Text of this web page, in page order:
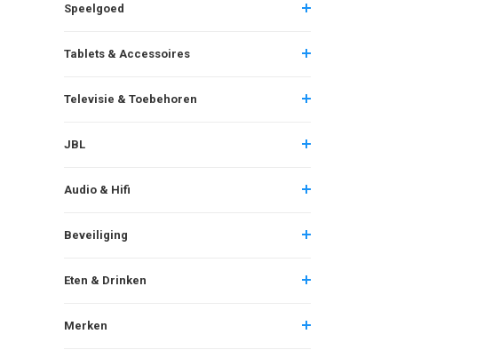
Speelgoed
Tablets & Accessoires
Televisie & Toebehoren
JBL
Audio & Hifi
Beveiliging
Eten & Drinken
Merken